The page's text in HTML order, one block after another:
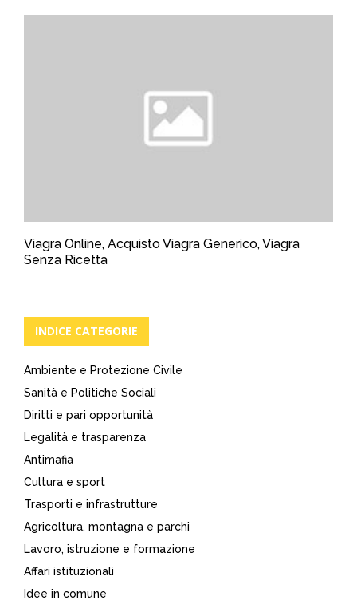
Viagra Online, Acquisto Viagra Generico, Viagra
Senza Ricetta
INDICE CATEGORIE
Ambiente e Protezione Civile
Sanità e Politiche Sociali
Diritti e pari opportunità
Legalità e trasparenza
Antimafia
Cultura e sport
Trasporti e infrastrutture
Agricoltura, montagna e parchi
Lavoro, istruzione e formazione
Affari istituzionali
Idee in comune